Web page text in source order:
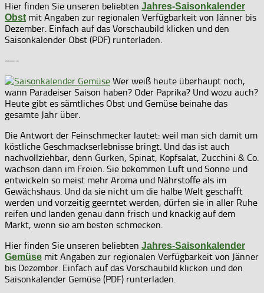
Hier finden Sie unseren beliebten Jahres-Saisonkalender
Obst mit Angaben zur regionalen Verfügbarkeit von Jänner bis
Dezember. Einfach auf das Vorschaubild klicken und den
Saisonkalender Obst (PDF) runterladen.
—-
Wer weiß heute überhaupt noch,
wann Paradeiser Saison haben? Oder Paprika? Und wozu auch?
Heute gibt es sämtliches Obst und Gemüse beinahe das
gesamte Jahr über.
Die Antwort der Feinschmecker lautet: weil man sich damit um
köstliche Geschmackserlebnisse bringt. Und das ist auch
nachvollziehbar, denn Gurken, Spinat, Kopfsalat, Zucchini & Co.
wachsen dann im Freien. Sie bekommen Luft und Sonne und
entwickeln so meist mehr Aroma und Nährstoffe als im
Gewächshaus. Und da sie nicht um die halbe Welt geschafft
werden und vorzeitig geerntet werden, dürfen sie in aller Ruhe
reifen und landen genau dann frisch und knackig auf dem
Markt, wenn sie am besten schmecken.
Hier finden Sie unseren beliebten Jahres-Saisonkalender
Gemüse mit Angaben zur regionalen Verfügbarkeit von Jänner
bis Dezember. Einfach auf das Vorschaubild klicken und den
Saisonkalender Gemüse (PDF) runterladen.